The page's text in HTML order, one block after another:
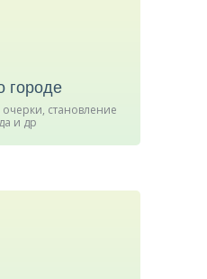
городе
становление
и др